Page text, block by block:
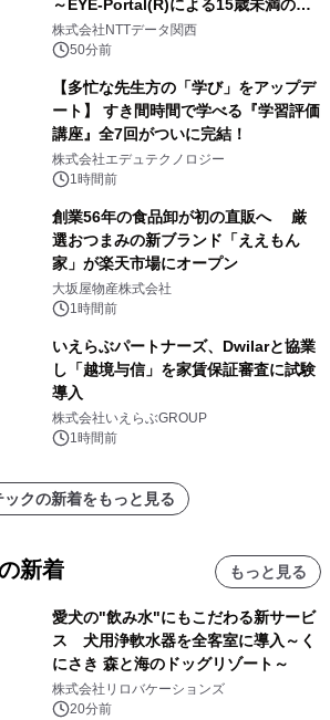
～EYE-Portal(R)による15歳未満の本
人認証と デジタルデバイド対策で実現
～
株式会社NTTデータ関西
50分前
【多忙な先生方の「学び」をアップデ
ート】 すき間時間で学べる『学習評価
講座』全7回がついに完結！
株式会社エデュテクノロジー
1時間前
創業56年の食品卸が初の直販へ 厳
選おつまみの新ブランド「ええもん
家」が楽天市場にオープン
大坂屋物産株式会社
1時間前
いえらぶパートナーズ、Dwilarと協業
し「越境与信」を家賃保証審査に試験
導入
株式会社いえらぶGROUP
1時間前
ックの新着をもっと見る
新着 もっと見る
愛犬の"飲み水"にもこだわる新サービ
ス 犬用浄軟水器を全客室に導入～く
にさき 森と海のドッグリゾート～
株式会社リロバケーションズ
20分前